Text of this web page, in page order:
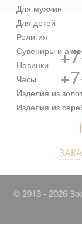
Для мужчин
Для детей
Религия
Сувениры и
Новинки
Часы
Изделия из
Изделия из
© 2013 - 2026